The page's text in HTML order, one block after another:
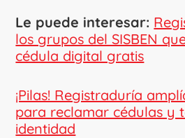
Le puede interesar:
los grupos del SISBEN
cédula digital gratis
¡Pilas! Registraduría
para reclamar cédulas y
identidad